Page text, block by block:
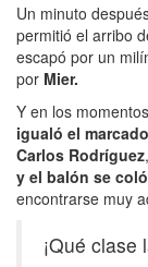
Un minuto
permitió el arribo
escapó por un
por Mier.
Y en los
igualó el
Carlos Rodríguez
y el balón se
encontrarse muy
¡Qué